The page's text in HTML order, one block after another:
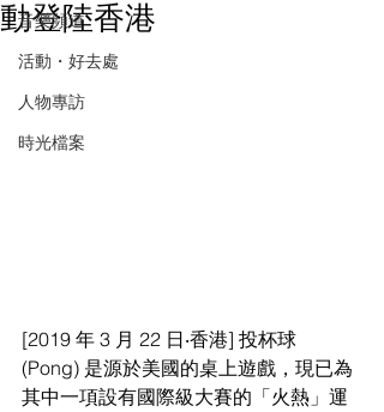
音樂頻道
活動・好去處
人物專訪
時光檔案
動登陸香港
[2019 年 3 月 22 日‧香港] 投杯球
(Pong) 是源於美國的桌上遊戲，現已為
其中一項設有國際級大賽的「火熱」運